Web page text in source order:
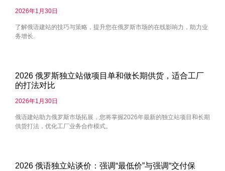
2026年1月30日
了解俄语建站的技巧与策略，提升您在俄罗斯市场的在线影响力，助力业
务增长.
2026 俄罗斯独立站做项目单和做长期供货，适合工厂
的打法对比
2026年1月30日
俄语建站助力俄罗斯市场拓展，您将掌握2026年最新的独立站项目和长期
供货打法，优化工厂业务合作模式。
2026 俄语独立站谈价：强调“最低价”与强调“交付保